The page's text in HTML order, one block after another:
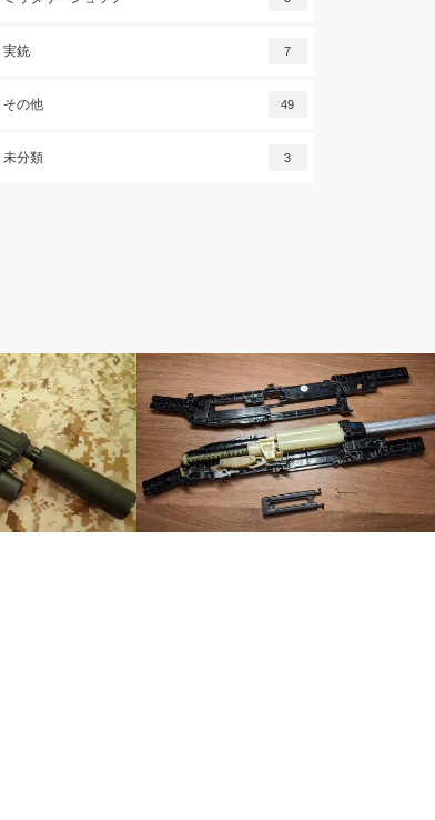
実銃 7
その他 49
未分類 3